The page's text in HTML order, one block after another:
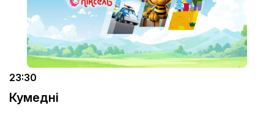
23:30
Кумедні